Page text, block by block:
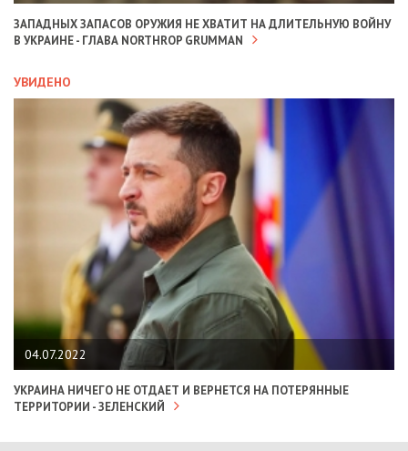
ЗАПАДНЫХ ЗАПАСОВ ОРУЖИЯ НЕ ХВАТИТ НА ДЛИТЕЛЬНУЮ ВОЙНУ
В УКРАИНЕ - ГЛАВА NORTHROP GRUMMAN
УВИДЕНО
04.07.2022
УКРАИНА НИЧЕГО НЕ ОТДАЕТ И ВЕРНЕТСЯ НА ПОТЕРЯННЫЕ
ТЕРРИТОРИИ - ЗЕЛЕНСКИЙ